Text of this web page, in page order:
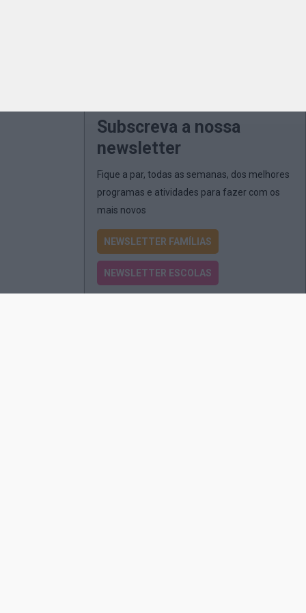
Subscreva a nossa
newsletter
Fique a par, todas as semanas, dos melhores
programas e atividades para fazer com os
mais novos
NEWSLETTER FAMÍLIAS
NEWSLETTER ESCOLAS